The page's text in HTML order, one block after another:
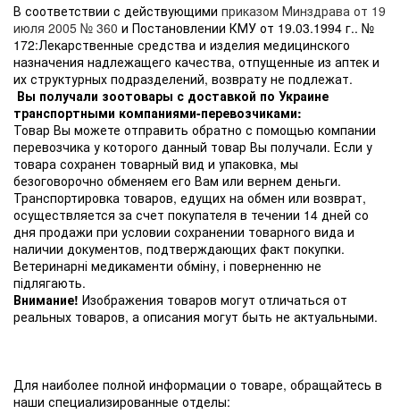
В соответствии с действующими приказом Минздрава от 19
июля 2005 № 360 и Постановлении КМУ от 19.03.1994 г.. №
172:Лекарственные средства и изделия медицинского
назначения надлежащего качества, отпущенные из аптек и
их структурных подразделений, возврату не подлежат.
Вы получали зоотовары с доставкой по Украине
транспортными компаниями-перевозчиками:
Товар Вы можете отправить обратно с помощью компании
перевозчика у которого данный товар Вы получали. Если у
товара сохранен товарный вид и упаковка, мы
безоговорочно обменяем его Вам или вернем деньги.
Транспортировка товаров, едущих на обмен или возврат,
осуществляется за счет покупателя в течении 14 дней со
дня продажи при условии сохранении товарного вида и
наличии документов, подтверждающих факт покупки.
Ветеринарні медикаменти обміну, і поверненню не
підлягають.
Внимание! Изображения товаров могут отличаться от
реальных товаров, а описания могут быть не актуальными.
Для наиболее полной информации о товаре, обращайтесь в
наши специализированные отделы: